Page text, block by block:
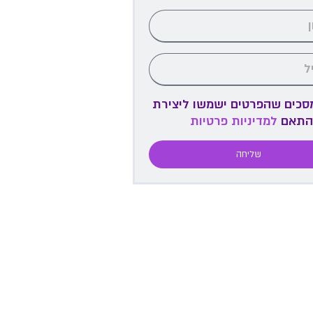
שהפרטים ישמשו ליצירת
למדיניות פרטיות
שליחה